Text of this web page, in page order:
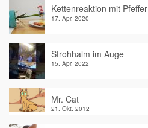
Kettenreaktion mit Pfeffer
17. Apr. 2020
Strohhalm im Auge
15. Apr. 2022
Mr. Cat
21. Okt. 2012